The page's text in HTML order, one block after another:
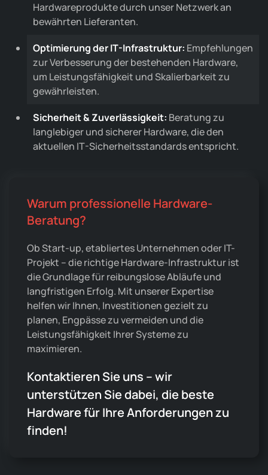
Hardwareprodukte durch unser Netzwerk an
bewährten Lieferanten.
Optimierung der IT-Infrastruktur: Empfehlungen
zur Verbesserung der bestehenden Hardware,
um Leistungsfähigkeit und Skalierbarkeit zu
gewährleisten.
Sicherheit & Zuverlässigkeit: Beratung zu
langlebiger und sicherer Hardware, die den
aktuellen IT-Sicherheitsstandards entspricht.
Warum professionelle Hardware-
Beratung?
Ob Start-up, etabliertes Unternehmen oder IT-
Projekt – die richtige Hardware-Infrastruktur ist
die Grundlage für reibungslose Abläufe und
langfristigen Erfolg. Mit unserer Expertise
helfen wir Ihnen, Investitionen gezielt zu
planen, Engpässe zu vermeiden und die
Leistungsfähigkeit Ihrer Systeme zu
maximieren.
Kontaktieren Sie uns – wir
unterstützen Sie dabei, die beste
Hardware für Ihre Anforderungen zu
finden!